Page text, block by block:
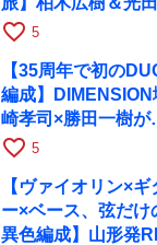
一が11月12日に京都
favorite_border 5
【35周年で初の
編成】DIMENSION
崎孝司×勝田一樹が
月11日に京都RAGへ
favorite_border 5
【ヴァイオリン×ギ
ー×ベース、弦だけ
異色編成】山形発